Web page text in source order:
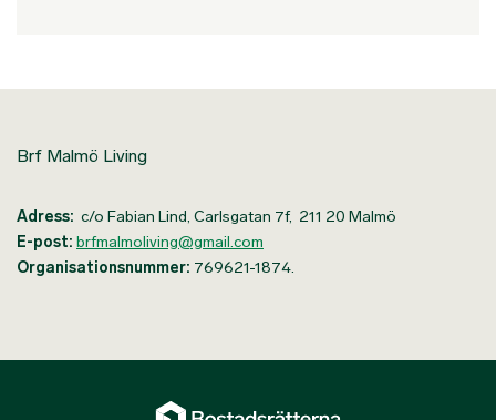
Brf Malmö Living
Adress: c/o Fabian Lind, Carlsgatan 7f, 211 20 Malmö
E-post: brfmalmoliving@gmail.com
Organisationsnummer: 769621-1874.